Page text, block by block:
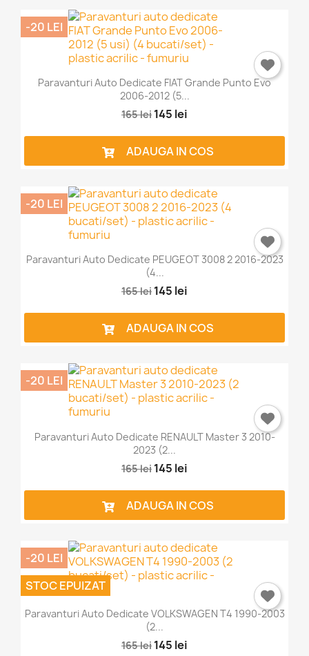
Paravanturi Auto Dedicate FIAT Grande Punto Evo
2006-2012 (5...
165 lei 145 lei
-20 LEI
ADAUGA IN COS
Paravanturi Auto Dedicate PEUGEOT 3008 2 2016-2023
(4...
165 lei 145 lei
-20 LEI
ADAUGA IN COS
Paravanturi Auto Dedicate RENAULT Master 3 2010-
2023 (2...
165 lei 145 lei
-20 LEI
ADAUGA IN COS
Paravanturi Auto Dedicate VOLKSWAGEN T4 1990-2003
(2...
165 lei 145 lei
-20 LEI
STOC EPUIZAT